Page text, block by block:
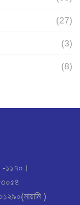
(27)
(3)
(8)
-১১৭০।
)